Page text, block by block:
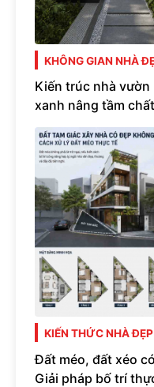
KHÔNG GIAN NHÀ
Kiến trúc nhà
xanh nâng tầm
KIẾN THỨC NHÀ ĐẸP
Đất méo, đất xéo
Giải pháp bố trí